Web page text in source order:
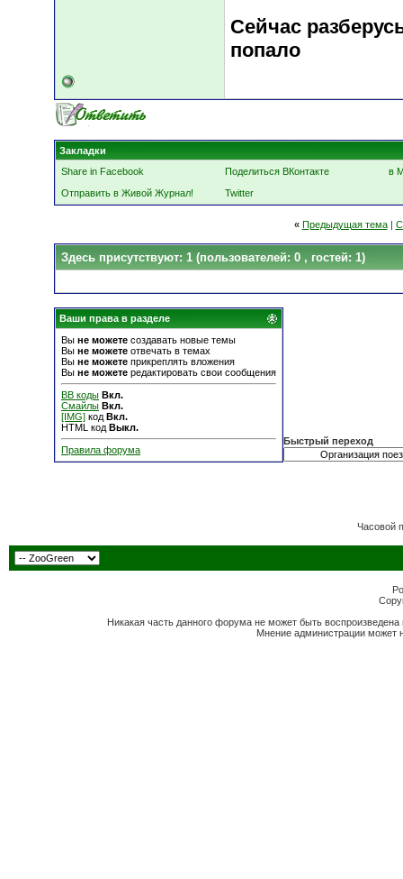
Сейчас
попало
Закладки
Share in Facebook
Поделиться ВКонтакте
в
Отправить в Живой Журнал!
Twitter
« Предыдущая тема|
Здесь присутствуют: 1 (пользователей: 0 , гостей: 1)
Ваши права в разделе
Вы не можете создавать новые темы
Вы не можете отвечать в темах
Вы не можете прикреплять вложения
Вы не можете редактировать свои сообщения
BB коды Вкл.
Смайлы Вкл.
[IMG] код Вкл.
HTML код Выкл.
Правила форума
Быстрый переход
Часовой
Никакая часть данного форума не может быть
Мнение администрации может